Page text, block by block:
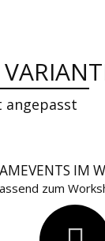
IM
zum